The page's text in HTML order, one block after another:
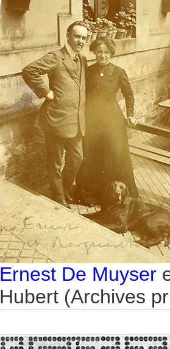
Ernest De Muyser
Hubert (Archives